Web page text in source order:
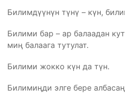
Билимдүүнүн түнү – күн,
Билими бар – ар балаадан
миң балаага тутулат.
Билими жокко күн да түн.
Билимиңди элге бере